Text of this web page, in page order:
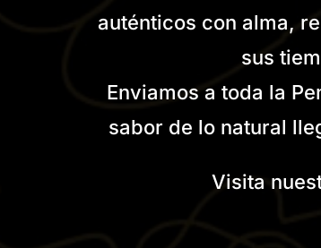
auténticos con alma,
sus
Enviamos a toda la
sabor de lo natural
Visita